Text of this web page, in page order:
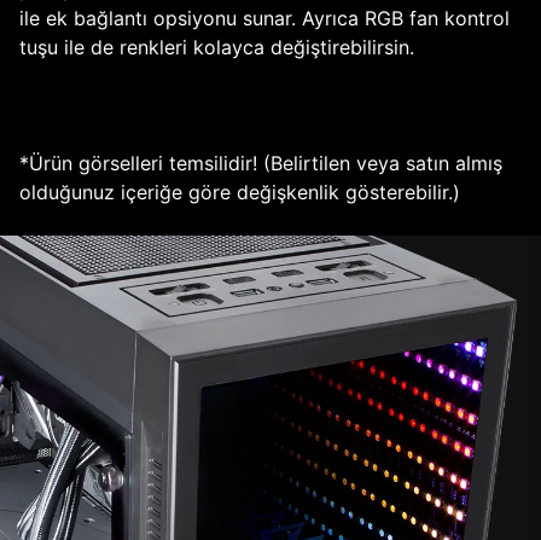
ile ek bağlantı opsiyonu sunar. Ayrıca RGB fan kontrol
tuşu ile de renkleri kolayca değiştirebilirsin.
*Ürün görselleri temsilidir! (Belirtilen veya satın almış
olduğunuz içeriğe göre değişkenlik gösterebilir.)